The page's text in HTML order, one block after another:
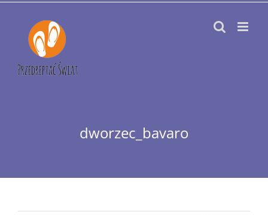
Przejdź
zawartości
dworzec_bavaro